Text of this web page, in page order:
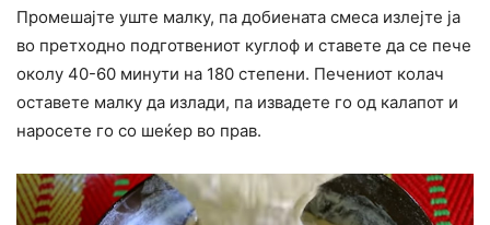
Промешајте уште малку, па добиената смеса излејте ја
во претходно подготвениот куглоф и ставете да се пече
околу 40-60 минути на 180 степени. Печениот колач
оставете малку да излади, па извадете го од калапот и
наросете го со шеќер во прав.